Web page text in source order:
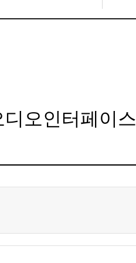
오인터페이